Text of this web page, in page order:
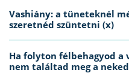
Vashiány: a tüneteknél
szeretnéd szüntetni (x)
Ha folyton félbehagyod a
nem találtad meg a